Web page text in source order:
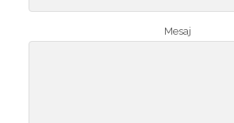
Mesaj